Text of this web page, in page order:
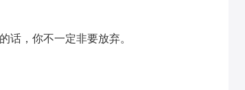
话，你不一定非要放弃。